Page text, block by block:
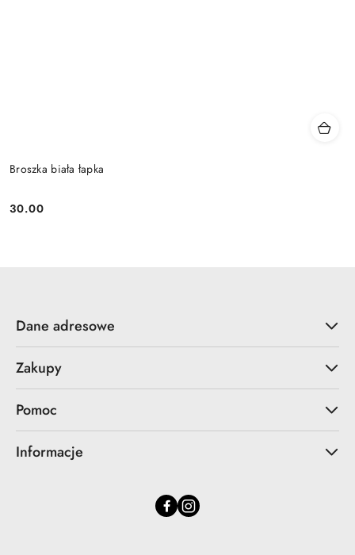
Broszka biała łapka
Cena:
30.00
Dane adresowe
Zakupy
Pomoc
Informacje